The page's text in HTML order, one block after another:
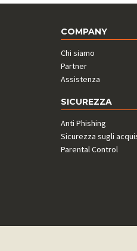
COMPANY
Chi siamo
Partner
Assistenza
SICUREZZA
Anti Phishing
Sicurezza sugli
Parental Control